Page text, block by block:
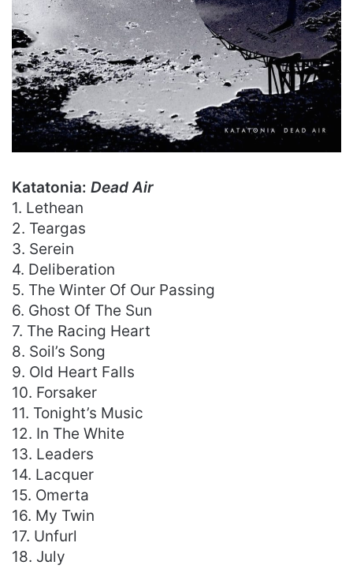
Katatonia: Dead Air
1. Lethean
2. Teargas
3. Serein
4. Deliberation
5. The Winter Of Our Passing
6. Ghost Of The Sun
7. The Racing Heart
8. Soil’s Song
9. Old Heart Falls
10. Forsaker
11. Tonight’s Music
12. In The White
13. Leaders
14. Lacquer
15. Omerta
16. My Twin
17. Unfurl
18. July